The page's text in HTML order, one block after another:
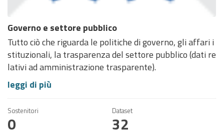
Governo e settore pubblico
Tutto ciò che riguarda le politiche di governo, gli affari i
stituzionali, la trasparenza del settore pubblico (dati re
lativi ad amministrazione trasparente).
leggi di più
Sostenitori
0
Dataset
32